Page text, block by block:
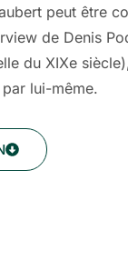
peut être
de Denis
du XIXe
lui-même.